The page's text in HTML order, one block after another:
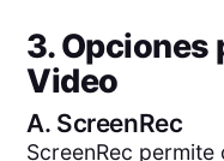
3. Opciones
Video
A. ScreenRec
ScreenRec